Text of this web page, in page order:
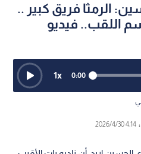
الرمثا فريق كبير ..
اللقب.. فيديو
0:00
1x
:
4:14 2026/4/30